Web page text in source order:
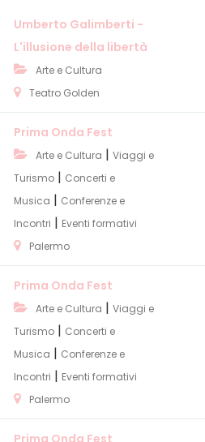
Umberto Galimberti -
L'illusione della libertà
Arte e Cultura
Teatro Golden
Prima Onda Fest
Arte e Cultura | Viaggi e
Turismo | Concerti e
Musica | Conferenze e
Incontri | Eventi formativi
Palermo
Prima Onda Fest
Arte e Cultura | Viaggi e
Turismo | Concerti e
Musica | Conferenze e
Incontri | Eventi formativi
Palermo
Prima Onda Fest